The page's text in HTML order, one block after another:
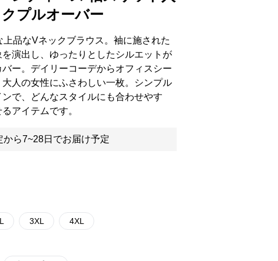
プルオーバー
品なVネックブラウス。袖に施された
演出し、ゆったりとしたシルエットが
ー。デイリーコーデからオフィスシー
人の女性にふさわしい一枚。シンプル
で、どんなスタイルにも合わせやす
アイテムです。
から7~28日でお届け予定
3XL 4XL